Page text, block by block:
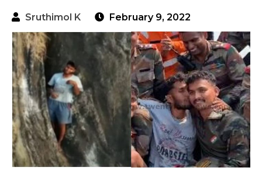
Sruthimol K February 9, 2022